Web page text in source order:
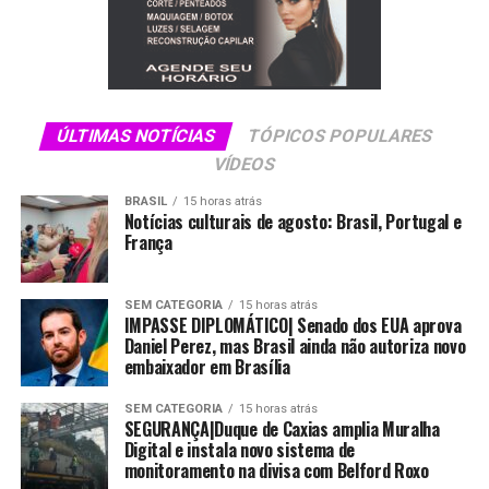
Conhecido por suas belezas naturais dignas de Caribe,
com suas águas mornas e límpidas, Maraú continua
sendo procurada por quem realmente se integra a
natureza desfrutando de dias únicos.
O empreendimento da empresária fica localizado na Vila
de Pescadores conhecida como Barra Grande, charmosa
convidativa a todos que passam.
Além de estar a 300 metros da praia a Pousada Terra
Mar Way, possui uma diversidade de suítes
aconchegantes, bem decoradas despertando ao
aconchego de uma vila charmosa.
Com seu potencial de desenvolvimento a todo vapor
este ano estará disponibilizando pacotes com aéreo
partindo de Salvador, com a empresa Abaeté,
otimizando a vinda do cliente gastando menos tempo
ÚLTIMAS NOTÍCIAS
TÓPICOS POPULARES
VÍDEOS
BRASIL 15 horas atrás
Notícias culturais de agosto: Brasil, Portugal e
França
SEM CATEGORIA 15 horas atrás
IMPASSE DIPLOMÁTICO| Senado dos EUA aprova
Daniel Perez, mas Brasil ainda não autoriza novo
embaixador em Brasília
SEM CATEGORIA 15 horas atrás
SEGURANÇA|Duque de Caxias amplia Muralha
Digital e instala novo sistema de
monitoramento na divisa com Belford Roxo